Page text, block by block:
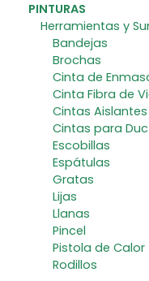
PINTURAS
Herramientas y
Bandejas
Brochas
Cinta de
Cinta Fibra de
Cintas Aislantes
Cintas para
Escobillas
Espátulas
Gratas
Lijas
Llanas
Pincel
Pistola de Calor
Rodillos